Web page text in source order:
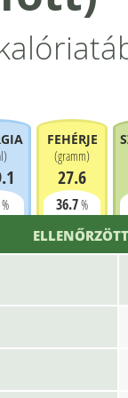
)
%
FEHÉRJE
(gramm)
27.6
36.7%